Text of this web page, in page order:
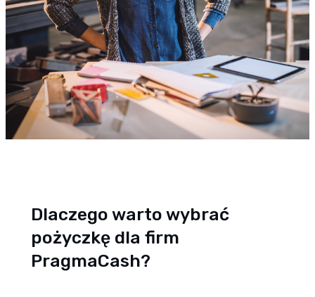
Dlaczego warto wybrać
pożyczkę dla firm
PragmaCash?